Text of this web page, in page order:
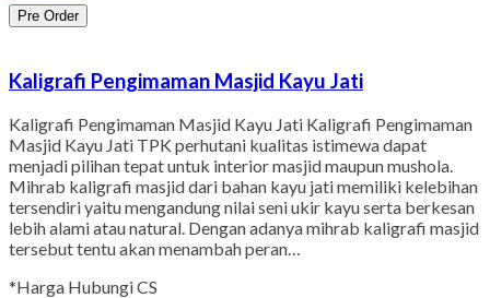
Pre Order
Kaligrafi Pengimaman Masjid Kayu Jati
Kaligrafi Pengimaman Masjid Kayu Jati Kaligrafi Pengimaman
Masjid Kayu Jati TPK perhutani kualitas istimewa dapat
menjadi pilihan tepat untuk interior masjid maupun mushola.
Mihrab kaligrafi masjid dari bahan kayu jati memiliki kelebihan
tersendiri yaitu mengandung nilai seni ukir kayu serta berkesan
lebih alami atau natural. Dengan adanya mihrab kaligrafi masjid
tersebut tentu akan menambah peran…
*Harga Hubungi CS